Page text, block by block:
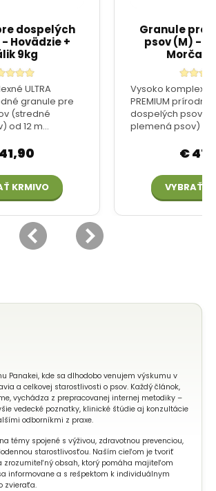
Panakei, kde sa dlhodobo venujem výskumu v
a celkovej starostlivosti o psov. Každý článok,
vychádza z prepracovanej internej metodiky –
vedecké poznatky, klinické štúdie aj konzultácie
odborníkmi z praxe.
témy spojené s výživou, zdravotnou prevenciou,
starostlivosťou. Naším cieľom je tvoriť
zrozumiteľný obsah, ktorý pomáha majiteľom
informovane a s rešpektom k individuálnym
zvieraťa.